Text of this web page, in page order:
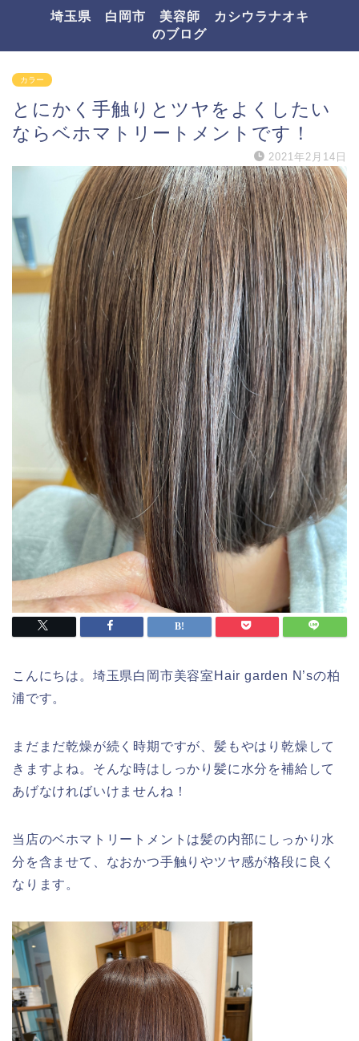
埼玉県 白岡市 美容師 カシウラナオキ
のブログ
カラー
とにかく手触りとツヤをよくしたい
ならベホマトリートメントです！
2021年2月14日
こんにちは。埼玉県白岡市美容室Hair garden N’sの柏
浦です。
まだまだ乾燥が続く時期ですが、髪もやはり乾燥して
きますよね。そんな時はしっかり髪に水分を補給して
あげなければいけませんね！
当店のベホマトリートメントは髪の内部にしっかり水
分を含ませて、なおかつ手触りやツヤ感が格段に良く
なります。